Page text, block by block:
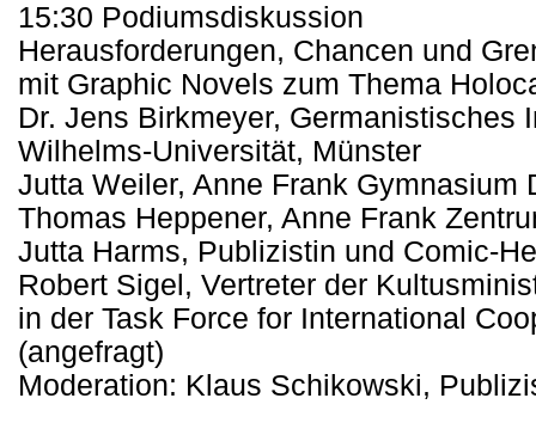
15:30 Podiumsdiskussion
Herausforderungen, Chancen und
mit Graphic Novels zum Thema
Dr. Jens Birkmeyer, Germanistisches
Wilhelms-Universität, Münster
Jutta Weiler, Anne Frank Gymnasium
Thomas Heppener, Anne Frank
Jutta Harms, Publizistin und Comic-
Robert Sigel, Vertreter der
in der Task Force for International
(angefragt)
Moderation: Klaus Schikowski,